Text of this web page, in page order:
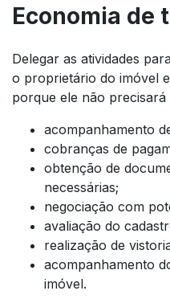
Economia de
Delegar as atividades
o proprietário do imóvel
porque ele não
acompanhamento
cobranças de
obtenção de
necessárias;
negociação com
avaliação do
realização de
acompanhamento
imóvel.